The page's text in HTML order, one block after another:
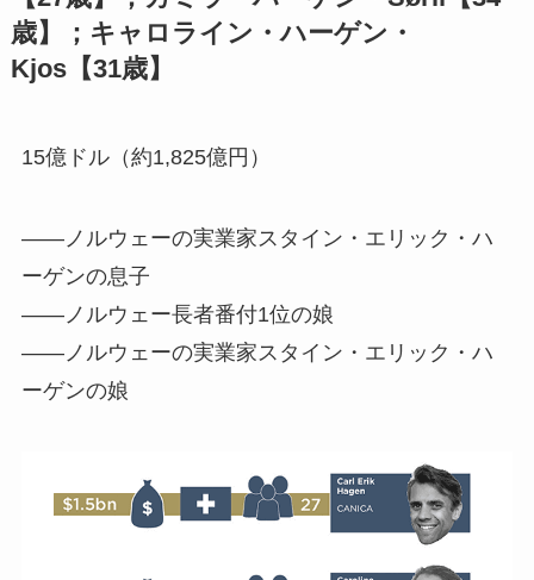
歳】；キャロライン・ハーゲン・
Kjos【31歳】
15億ドル（約1,825億円）
――ノルウェーの実業家スタイン・エリック・ハ
ーゲンの息子
――ノルウェー長者番付1位の娘
――ノルウェーの実業家スタイン・エリック・ハ
ーゲンの娘